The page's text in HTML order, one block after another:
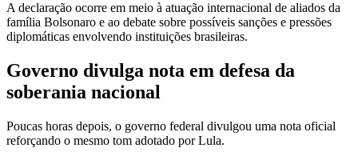
A declaração ocorre em meio à atuação internacional de aliados da
família Bolsonaro e ao debate sobre possíveis sanções e pressões
diplomáticas envolvendo instituições brasileiras.
Governo divulga nota em defesa da
soberania nacional
Poucas horas depois, o governo federal divulgou uma nota oficial
reforçando o mesmo tom adotado por Lula.